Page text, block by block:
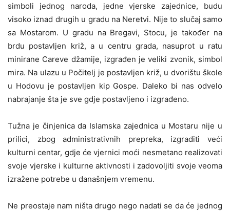
simboli jednog naroda, jedne vjerske zajednice, budu
visoko iznad drugih u gradu na Neretvi. Nije to slučaj samo
sa Mostarom. U gradu na Bregavi, Stocu, je također na
brdu postavljen križ, a u centru grada, nasuprot u ratu
minirane Careve džamije, izgrađen je veliki zvonik, simbol
mira. Na ulazu u Počitelj je postavljen križ, u dvorištu škole
u Hodovu je postavljen kip Gospe. Daleko bi nas odvelo
nabrajanje šta je sve gdje postavljeno i izgrađeno.
Tužna je činjenica da Islamska zajednica u Mostaru nije u
prilici, zbog administrativnih prepreka, izgraditi veći
kulturni centar, gdje će vjernici moći nesmetano realizovati
svoje vjerske i kulturne aktivnosti i zadovoljiti svoje veoma
izražene potrebe u današnjem vremenu.
Ne preostaje nam ništa drugo nego nadati se da će jednog